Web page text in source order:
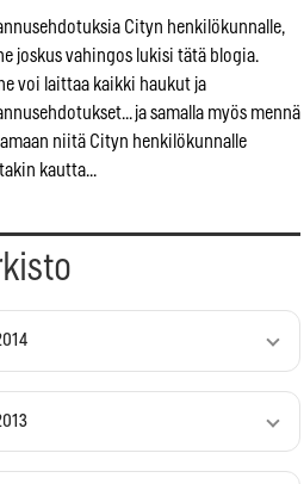
Cityn henkilökunnalle,
joskus vahingos lukisi tätä blogia.
voi laittaa kaikki haukut ja
ja samalla myös mennä
niitä Cityn henkilökunnalle
kautta...